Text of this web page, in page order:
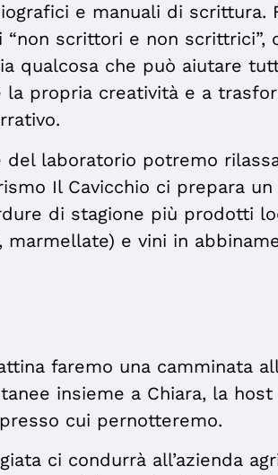
e manuali di scrittura.
“non scrittori e non scrittrici”,
qualcosa che può aiutare
la propria creatività e a
del laboratorio potremo
Il Cavicchio ci prepara
di stagione più prodotti
marmellate) e vini in
faremo una camminata
insieme a Chiara, la host
cui pernotteremo.
ci condurrà all’azienda